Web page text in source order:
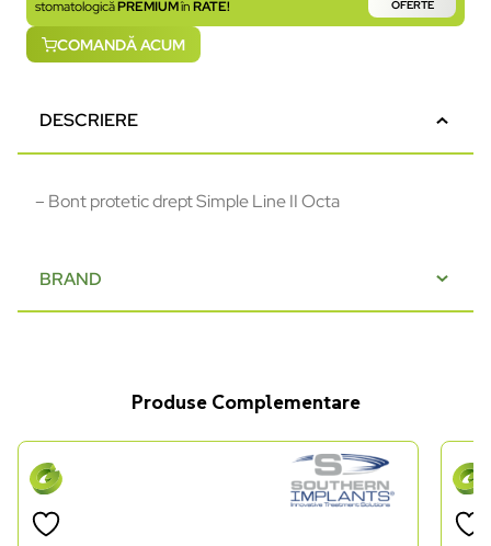
stomatologicăPREMIUMînRATE!
OFERTE
COMANDĂ ACUM
DESCRIERE
– Bont protetic drept Simple Line II Octa
BRAND
Produse Complementare